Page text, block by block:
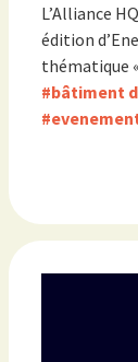
L’Alliance
édition
thématique
#bâtiment